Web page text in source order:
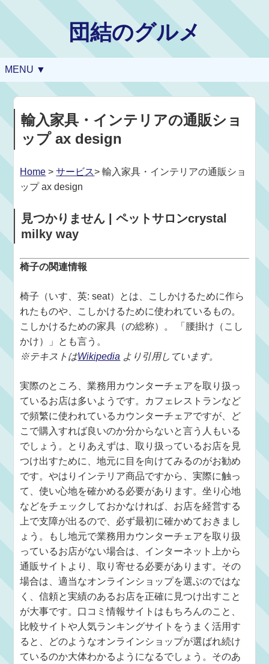
団結のグルメ
MENU ▼
輸入家具・インテリアの通販ショ
ップ ax design
Home >サービス> 輸入家具・インテリアの通販ショ
ップ ax design
見つかりません | ペットサロンcrystal
milky way
椅子の関連情報
椅子（いす、英: seat）とは、こしかけるために作ら
れたものや、こしかけるために使われているもの。
こしかけるための家具（の総称）。 「腰掛け（こし
かけ）」とも言う。
※テキストはWikipedia より引用しています。
実際のところ、業務用カウンターチェアを取り扱っ
ているお店は多いようです。カフェレストランなど
で頻繁に使われているカウンターチェアですが、ど
こで購入すれば良いのか分からないと言う人もいる
でしょう。とりあえずは、取り扱っているお店を見
つけ出すために、地元に目を向けてみるのがお勧め
です。やはりインテリア商品ですから、実際に触っ
て、使い心地を確かめる必要があります。坐り心地
などをチェックしておかなければ、お店を経営する
上で支障が出るので、必ず最初に確かめておきまし
ょう。もし地元で業務用カウンターチェアを取り扱
っているお店がない場合は、インターネット上から
通販サイトより、取り寄せる必要があります。その
場合は、適当なオンラインショップを選ぶのではな
く、信頼と実績のあるお店を正確に見つけ出すこと
が大事です。口コミ情報サイトはもちろんのこと、
比較サイトや人気ランキングサイトをうまく活用す
ると、どのようなオンラインショップが選ばれ続け
ているのか大体わかるようになるでしょう。そのあ